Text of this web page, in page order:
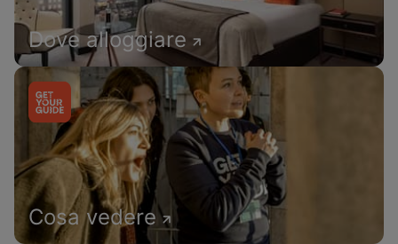
Dove alloggiare
Cosa vedere